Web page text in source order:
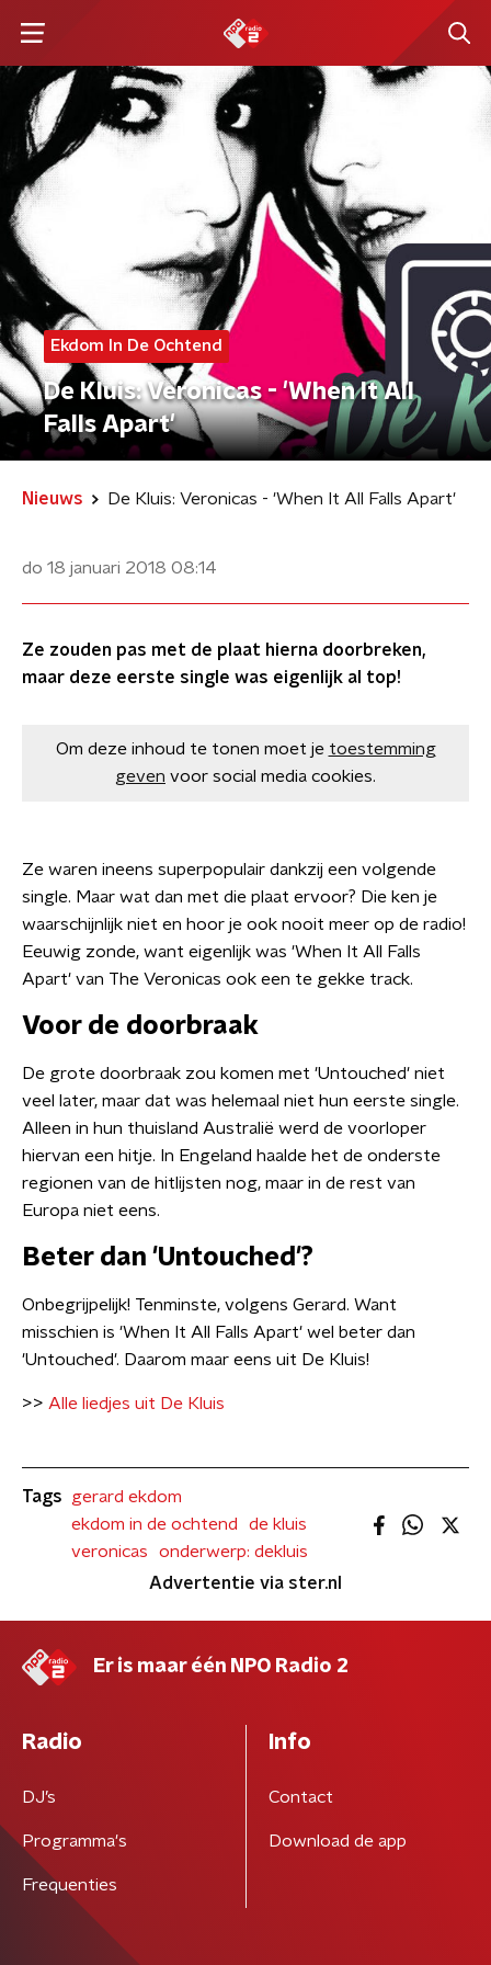
Ekdom In De Ochtend
De Kluis: Veronicas - 'When It All
Falls Apart'
Nieuws De Kluis: Veronicas - 'When It All Falls Apart'
do 18 januari 2018 08:14
Ze zouden pas met de plaat hierna doorbreken,
maar deze eerste single was eigenlijk al top!
Om deze inhoud te tonen moet je toestemming
geven voor social media cookies.
Ze waren ineens superpopulair dankzij een volgende
single. Maar wat dan met die plaat ervoor? Die ken je
waarschijnlijk niet en hoor je ook nooit meer op de radio!
Eeuwig zonde, want eigenlijk was 'When It All Falls
Apart' van The Veronicas ook een te gekke track.
Voor de doorbraak
De grote doorbraak zou komen met 'Untouched' niet
veel later, maar dat was helemaal niet hun eerste single.
Alleen in hun thuisland Australië werd de voorloper
hiervan een hitje. In Engeland haalde het de onderste
regionen van de hitlijsten nog, maar in de rest van
Europa niet eens.
Beter dan 'Untouched'?
Onbegrijpelijk! Tenminste, volgens Gerard. Want
misschien is 'When It All Falls Apart' wel beter dan
'Untouched'. Daarom maar eens uit De Kluis!
>> Alle liedjes uit De Kluis
Tags
gerard ekdom
ekdom in de ochtend
de kluis
veronicas
onderwerp: dekluis
Advertentie via ster.nl
Er is maar één NPO Radio 2
Radio
DJ’s
Programma's
Frequenties
Info
Contact
Download de app